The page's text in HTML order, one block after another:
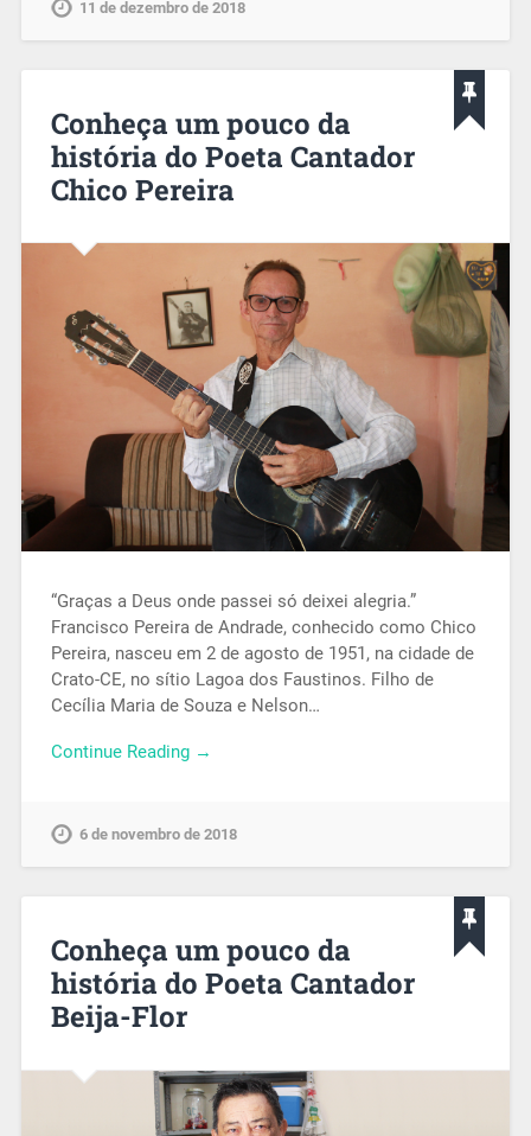
11 de dezembro de 2018
Conheça um pouco da
história do Poeta Cantador
Chico Pereira
“Graças a Deus onde passei só deixei alegria.”
Francisco Pereira de Andrade, conhecido como Chico
Pereira, nasceu em 2 de agosto de 1951, na cidade de
Crato-CE, no sítio Lagoa dos Faustinos. Filho de
Cecília Maria de Souza e Nelson…
Continue Reading →
6 de novembro de 2018
Conheça um pouco da
história do Poeta Cantador
Beija-Flor